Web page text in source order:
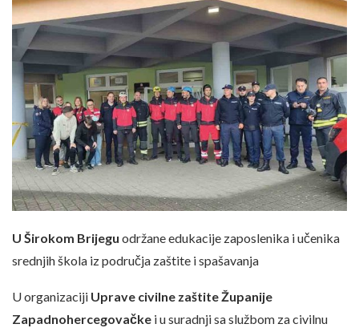
U Širokom Brijegu održane edukacije zaposlenika i učenika
srednjih škola iz područja zaštite i spašavanja
U organizaciji Uprave civilne zaštite Županije
Zapadnohercegovačke i u suradnji sa službom za civilnu